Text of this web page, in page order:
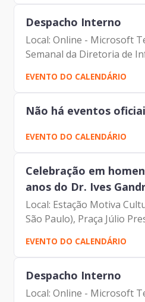
Presidência | Prodam-SP -
Despacho Interno
Local: Online - Microsoft
Semanal da Diretoria de
Tecnologia Participantes:
Presidente | Prodam-SP -
Assessor da...
EVENTO DO CALENDÁRIO
Não há eventos
EVENTO DO CALENDÁRIO
Celebração em
anos do Dr. Ives
Local: Estação Motiva
São Paulo), Praça Júlio
Elíseos, São Paulo.
EVENTO DO CALENDÁRIO
Despacho Interno
Local: Online - Microsoft